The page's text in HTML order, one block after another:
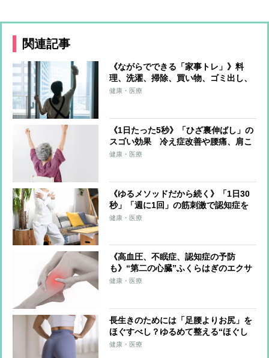
関連記事
《ながらでできる「家事トレ」》料
理、洗濯、掃除、買い物、ゴミ出し、
水やり…すべてをエクササイズに！ト
健康・医療
《1日たった5秒》「ひざ裏伸ばし」の
スゴい効果 冷え症改善や腰痛、肩こ
り、片頭痛の軽減も
健康・医療
《ゆるメソッドだから続く》「1日30
秒」「週に1回」の筋刺激で認知症を
予防する「30秒スクワット」
健康・医療
《高血圧、不眠症、認知症の予防
も》“第二の心臓”ふくらはぎのエクサ
サイズを医師が伝授！血流改善、筋肉
健康・医療
長生きのためには「足腰よりお尻」を
ほぐすべし？ゆるめて整える“ほぐし
術”を8万人以上の体を整えた専門家が
健康・医療